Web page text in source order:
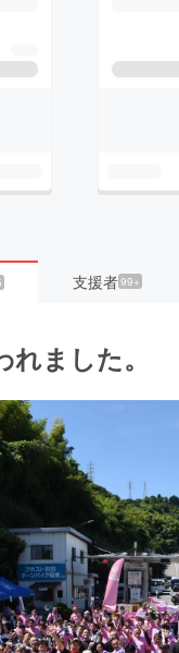
支援者99+
ました。